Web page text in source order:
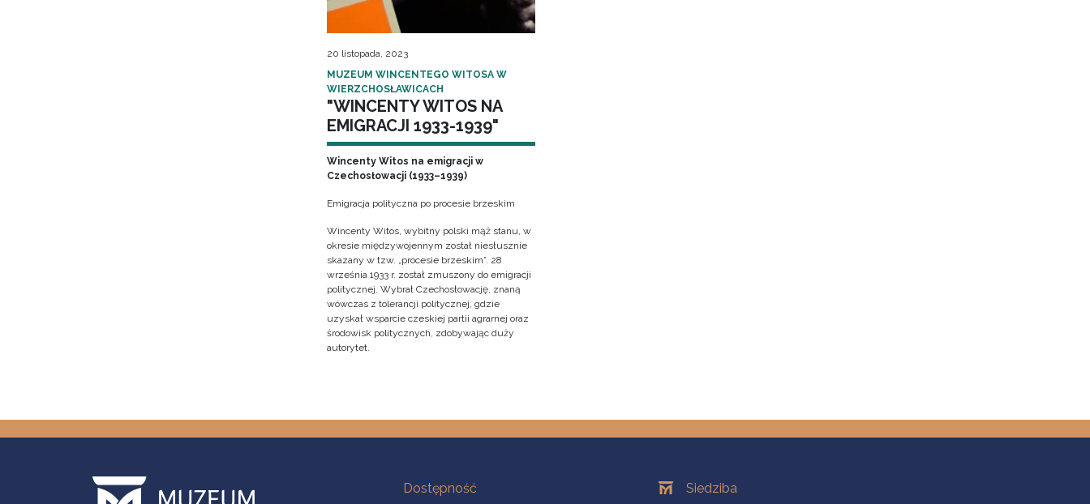
20 listopada, 2023
MUZEUM WINCENTEGO WITOSA W
WIERZCHOSŁAWICACH
"WINCENTY WITOS NA
EMIGRACJI 1933-1939"
Wincenty Witos na emigracji w
Czechosłowacji (1933–1939)
Emigracja polityczna po procesie brzeskim
Wincenty Witos, wybitny polski mąż stanu, w
okresie międzywojennym został niesłusznie
skazany w tzw. „procesie brzeskim”. 28
września 1933 r. został zmuszony do emigracji
politycznej. Wybrał Czechosłowację, znaną
wówczas z tolerancji politycznej, gdzie
uzyskał wsparcie czeskiej partii agrarnej oraz
środowisk politycznych, zdobywając duży
autorytet.
Na skróty
Dostępność
OddziałySiedziba